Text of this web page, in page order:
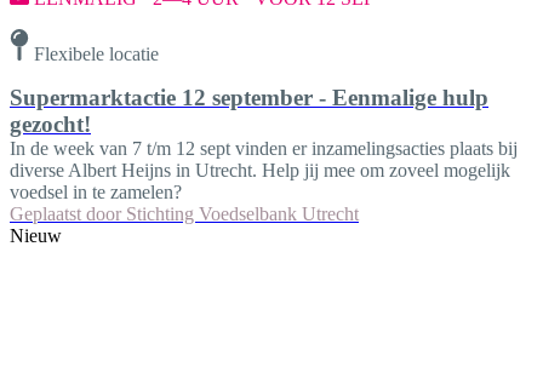
Flexibele locatie
Supermarktactie 12 september - Eenmalige hulp
gezocht!
In de week van 7 t/m 12 sept vinden er inzamelingsacties plaats bij
diverse Albert Heijns in Utrecht. Help jij mee om zoveel mogelijk
voedsel in te zamelen?
Geplaatst door Stichting Voedselbank Utrecht
Nieuw